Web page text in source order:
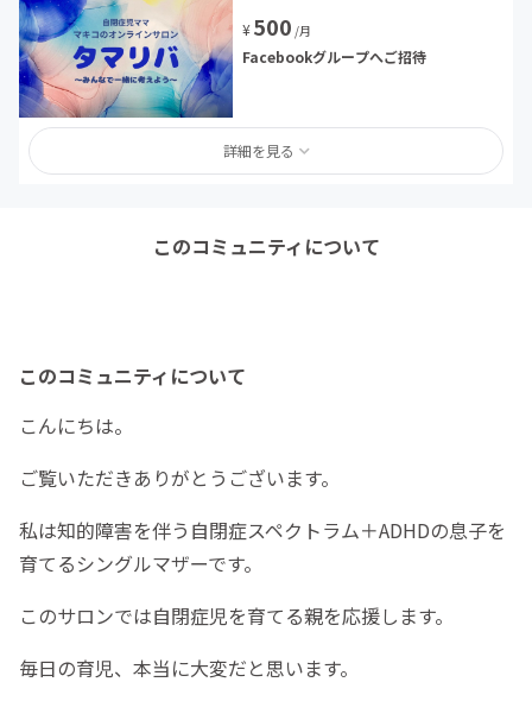
¥500 /月
Facebookグループへご招待
詳細を見る
このコミュニティについて
このコミュニティについて
こんにちは。
ご覧いただきありがとうございます。
私は知的障害を伴う自閉症スペクトラム＋ADHDの息子を
育てるシングルマザーです。
このサロンでは自閉症児を育てる親を応援します。
毎日の育児、本当に大変だと思います。